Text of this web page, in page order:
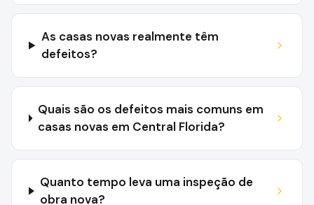
As casas novas realmente têm
defeitos?
Quais são os defeitos mais comuns em
casas novas em Central Florida?
Quanto tempo leva uma inspeção de
obra nova?